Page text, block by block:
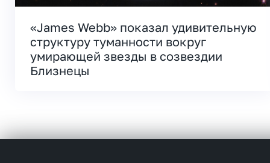
«James Webb» показал удивительную
структуру туманности вокруг
умирающей звезды в созвездии
Близнецы